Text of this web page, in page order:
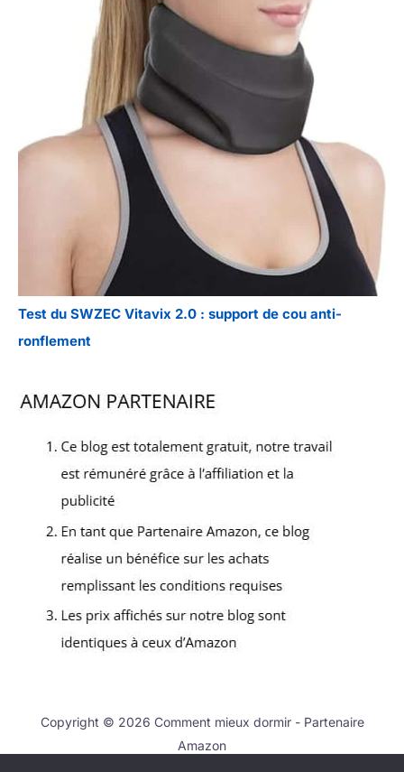
Test du SWZEC Vitavix 2.0 : support de cou anti-
ronflement
Copyright © 2026 Comment mieux dormir - Partenaire
Amazon